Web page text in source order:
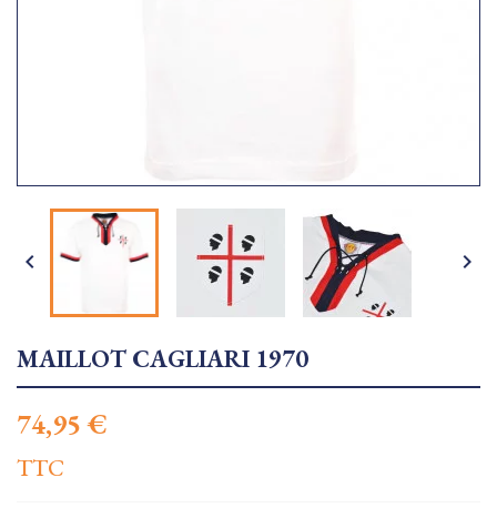
 
MAILLOT CAGLIARI 1970
74,95 €
TTC